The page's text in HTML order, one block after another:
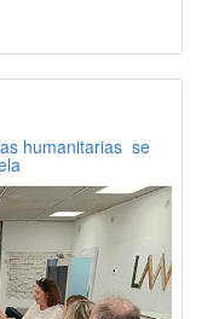
humanitarias se